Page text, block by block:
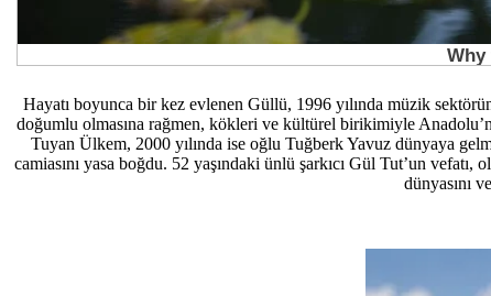
Hayatı boyunca bir kez evlenen Güllü, 1996 yılında müzik
doğumlu olmasına rağmen, kökleri ve kültürel birikimiyle
Tuyan Ülkem, 2000 yılında ise oğlu Tuğberk Yavuz dünyaya
camiasını yasa boğdu. 52 yaşındaki ünlü şarkıcı Gül Tut’un
dünyasını